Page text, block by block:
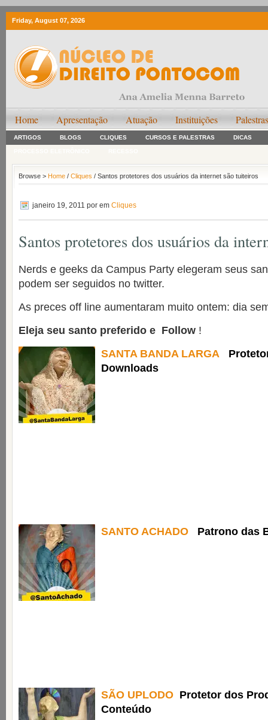
Friday, August 07, 2026
Home Apresentação Atuação Instituições Palestras
ARTIGOS BLOGS CLIQUES CURSOS E PALESTRAS DICAS
Browse > Home / Cliques / Santos protetores dos usuários da internet são tuiteiros
janeiro 19, 2011 por em Cliques
Santos protetores dos usuários da
Nerds e geeks da Campus Party elegeram seus
podem ser seguidos no twitter.
As preces off line aumentaram muito ontem: dia
Eleja seu santo preferido e Follow !
SANTA BANDA LARGA
Downloads
SANTO ACHADO Patrono das
SÃO UPLODO Protetor dos
Conteúdo